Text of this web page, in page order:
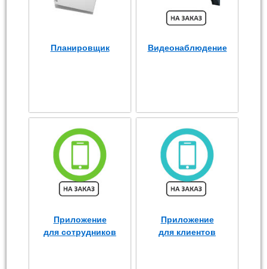
Планировщик Видеонаблюдение
Приложение
для сотрудников
Приложение
для клиентов